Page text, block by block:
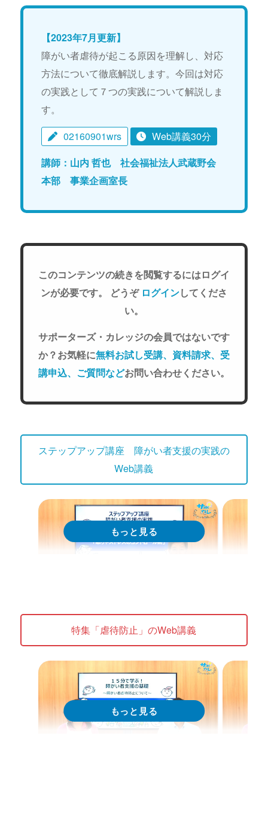
【2023年7月更新】
障がい者虐待が起こる原因を理解し、対応
方法について徹底解説します。今回は対応
の実践として７つの実践について解説しま
す。
02160901wrs
Web講義30分
講師：山内 哲也 社会福祉法人武蔵野会
本部 事業企画室長
このコンテンツの続きを閲覧するにはログイ
ンが必要です。 どうぞ ログインしてくださ
い。
サポーターズ・カレッジの会員ではないです
か？お気軽に無料お試し受講、資料請求、受
講申込、ご質問などお問い合わせください。
ステップアップ講座 障がい者支援の実践の
Web講義
ステップアップ講座 障がい者支援
の実践 「怒りやストレスのコントロ
ール術」
Web講義を視聴する
ステッ
対応」
特集「虐待防止」のWeb講義